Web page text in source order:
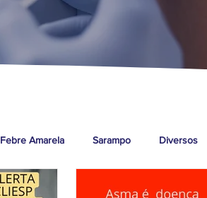
Febre Amarela Sarampo Diversos